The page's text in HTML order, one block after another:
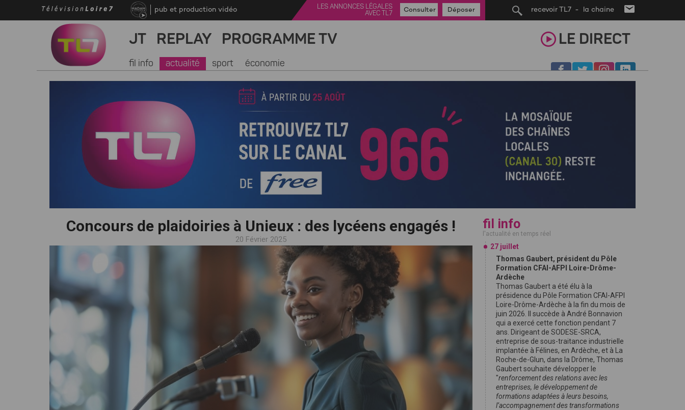
recevoir TL7 - la chaine
pub et production vidéo
LES ANNONCES LÉGALES
AVEC TL7
Consulter Déposer
JT REPLAY PROGRAMME TV LE DIRECT
fil info actualité sport économie
Concours de plaidoiries à Unieux : des lycéens engagés !
20 Février 2025
fil info
l'actualité en temps réel
27 juillet
Thomas Gaubert, président du Pôle
Formation CFAI-AFPI Loire-Drôme-
Ardèche
Thomas Gaubert a été élu à la
présidence du Pôle Formation CFAI-AFPI
Loire-Drôme-Ardèche à la fin du mois de
juin 2026. Il succède à André Bonnavion
qui a exercé cette fonction pendant 7
ans. Dirigeant de SODESE-SRCA,
entreprise de sous-traitance industrielle
implantée à Félines, en Ardèche, et à La
Roche-de-Glun, dans la Drôme, Thomas
Gaubert souhaite développer le
"renforcement des relations avec les
entreprises, le développement de
formations adaptées à leurs besoins,
l’accompagnement des transformations